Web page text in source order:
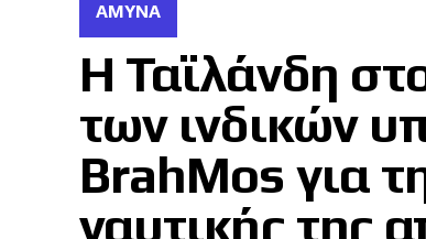
ΆΜΥΝΑ
Η Ταϊλάνδη
των ινδικών
BrahMos για
ναυτικής της